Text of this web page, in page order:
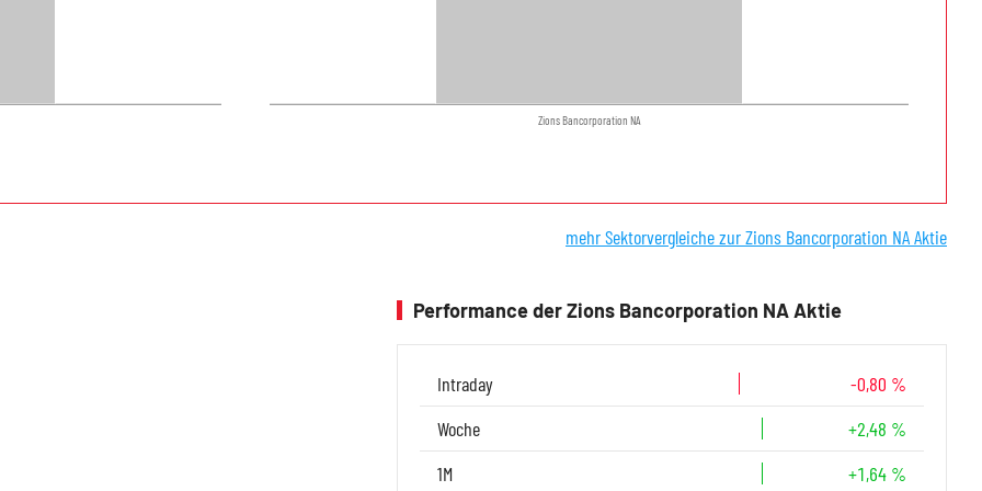
Zions Bancorporation NA
mehr Sektorvergleiche zur Zions Bancorporation NA Aktie
Performance der Zions Bancorporation NA Aktie
Intraday
-0,80 %
Woche
+2,48 %
1M
+1,64 %